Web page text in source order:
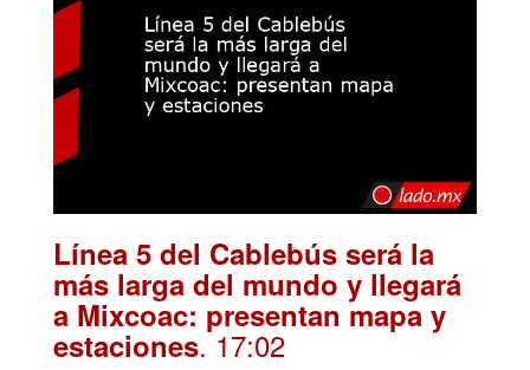
Línea 5 del Cablebús será la
más larga del mundo y llegará
a Mixcoac: presentan mapa y
estaciones. 17:02